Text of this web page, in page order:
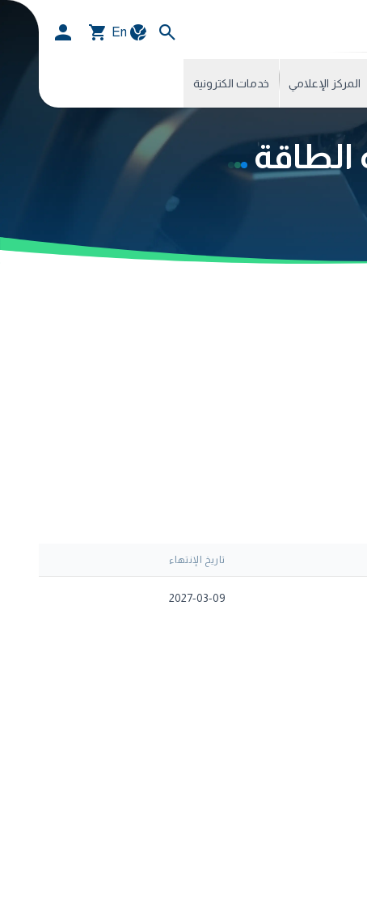
En
المركز الإعلامي خدمات الكترونية
الطاقة
تاريخ الإنتهاء
2027-03-09